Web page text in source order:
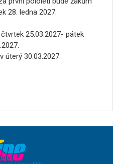
28. ledna 2027.
čtvrtek 25.03.2027- pátek
úterý 30.03.2027